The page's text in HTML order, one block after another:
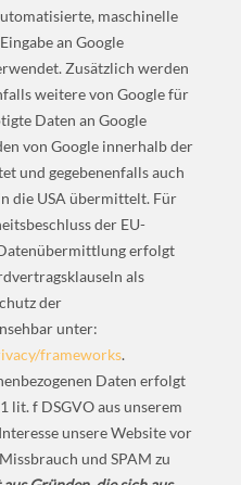
maschinelle
an Google
Zusätzlich werden
weitere von Google für
Daten an Google
von Google innerhalb der
und gegebenenfalls auch
die USA übermittelt. Für
der EU-
erfolgt
als
der
unter:
frameworks.
Daten erfolgt
lit. f DSGVO aus unserem
unsere Website vor
und SPAM zu